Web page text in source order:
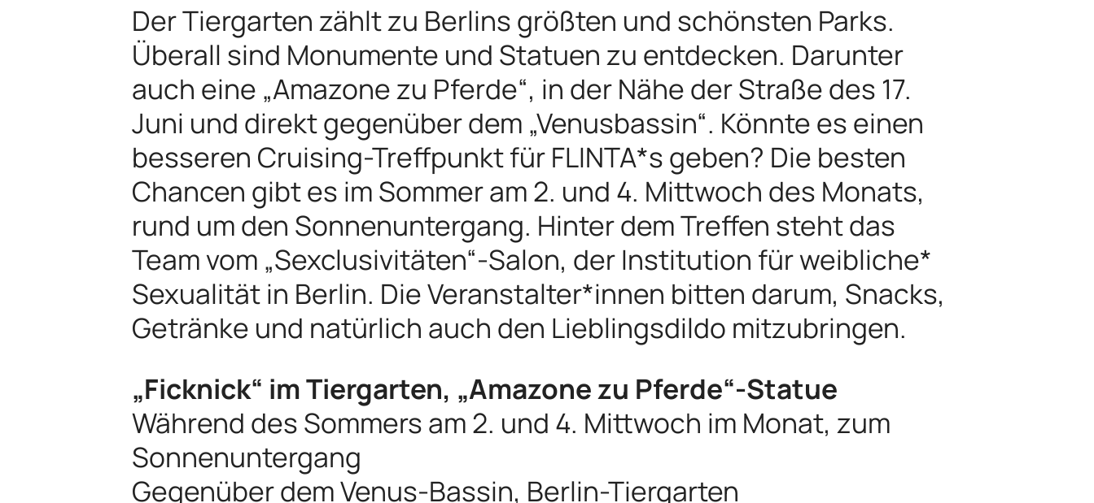
Der Tiergarten zählt zu Berlins größten und schönsten Parks.
Überall sind Monumente und Statuen zu entdecken. Darunter
auch eine „Amazone zu Pferde“, in der Nähe der Straße des 17.
Juni und direkt gegenüber dem „Venusbassin“. Könnte es einen
besseren Cruising-Treffpunkt für FLINTA*s geben? Die besten
Chancen gibt es im Sommer am 2. und 4. Mittwoch des Monats,
rund um den Sonnenuntergang. Hinter dem Treffen steht das
Team vom „Sexclusivitäten“-Salon, der Institution für weibliche*
Sexualität in Berlin. Die Veranstalter*innen bitten darum, Snacks,
Getränke und natürlich auch den Lieblingsdildo mitzubringen.
„Ficknick“ im Tiergarten, „Amazone zu Pferde“-Statue
Während des Sommers am 2. und 4. Mittwoch im Monat, zum
Sonnenuntergang
Gegenüber dem Venus-Bassin, Berlin-Tiergarten